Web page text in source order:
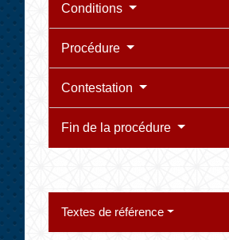
Conditions
Procédure
Contestation
Fin de la procédure
Textes de référence